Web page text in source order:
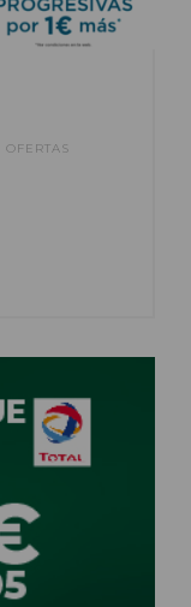
OFERTAS